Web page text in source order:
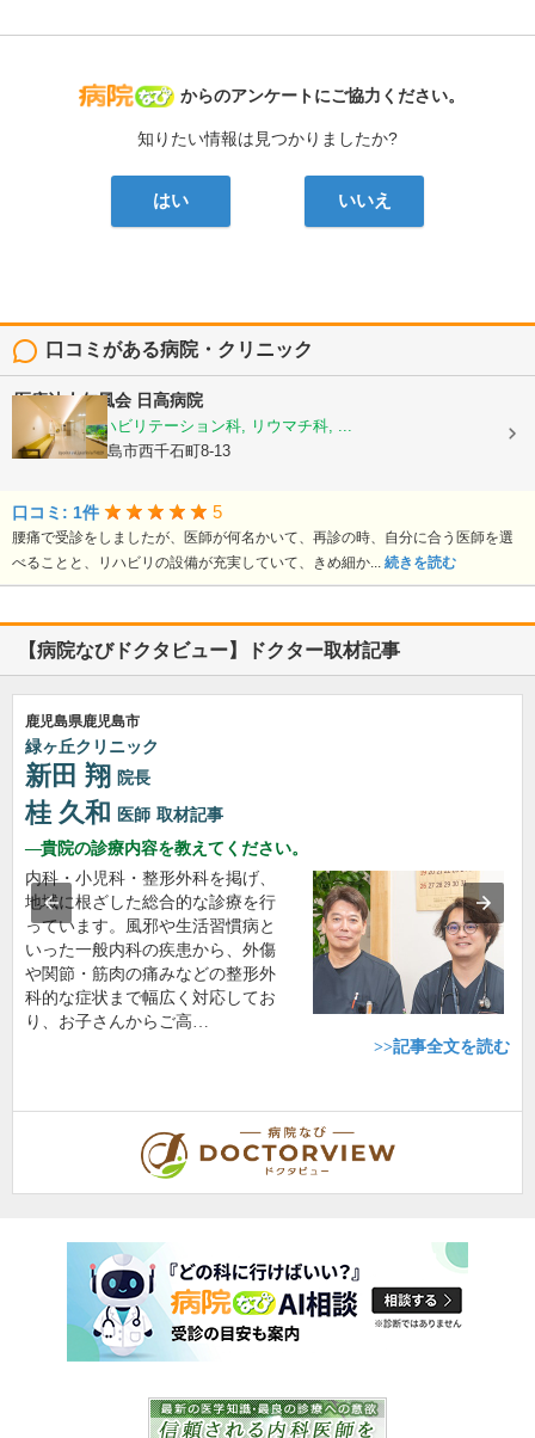
病院なび
からのアンケートにご協力ください。
知りたい情報は見つかりましたか?
はい いいえ
口コミがある病院・クリニック
医療法人仁風会 日高病院
整形外科, リハビリテーション科, リウマチ科, ...
鹿児島県鹿児島市西千石町8-13
口コミ: 1件 5
腰痛で受診をしましたが、医師が何名かいて、再診の時、自分に合う医師を選
べることと、リハビリの設備が充実していて、きめ細か... 続きを読む
【病院なびドクタビュー】ドクター取材記事
鹿児島県鹿児島市
緑ヶ丘クリニック
新田 翔 院長
桂 久和 医師 取材記事
貴院の診療内容を教えてください。
内科・小児科・整形外科を掲げ、
地域に根ざした総合的な診療を行
っています。風邪や生活習慣病と
いった一般内科の疾患から、外傷
や関節・筋肉の痛みなどの整形外
科的な症状まで幅広く対応してお
り、お子さんからご高…
>>記事全文を読む